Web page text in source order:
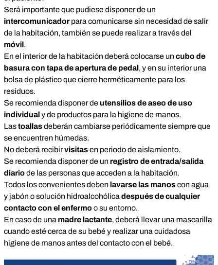
Será importante que pudiese disponer de un
intercomunicador para comunicarse sin necesidad de salir
de la habitación, también se puede realizar a través del
móvil.
En el interior de la habitación deberá colocarse un cubo de
basura con tapa de apertura de pedal, y en su interior una
bolsa de plástico que cierre herméticamente para los
residuos.
Se recomienda disponer de utensilios de aseo de uso
individualy de productos para la higiene de manos.
Lastoallasdeberán cambiarse periódicamente siempre que
se encuentren húmedas.
No deberá recibirvisitasen periodo de aislamiento.
Se recomienda disponer de un registro de entrada/salida
diariode las personas que acceden a la habitación.
Todos los convenientes deben lavarse las manoscon agua
y jabón o solución hidroalcohólica después de cualquier
contacto con el enfermoo su entorno.
En caso de una madre lactante, deberá llevar una mascarilla
cuando esté cerca de su bebé y realizar una cuidadosa
higiene de manos antes del contacto con el bebé.